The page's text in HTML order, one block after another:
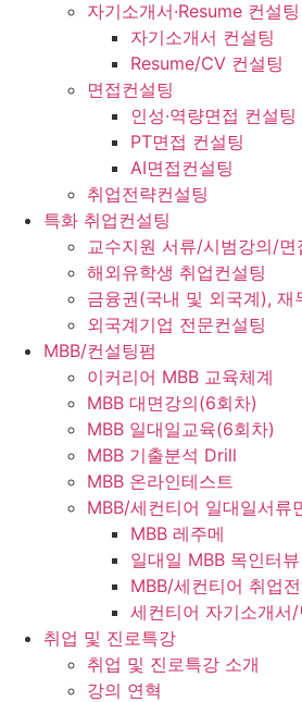
자기소개서·Resume 컨설팅
자기소개서 컨설팅
Resume/CV 컨설팅
면접컨설팅
인성·역량면접 컨설팅
PT면접 컨설팅
AI면접컨설팅
취업전략컨설팅
특화 취업컨설팅
교수지원 서류/시범강의/면
해외유학생 취업컨설팅
금융권(국내 및 외국계), 재
외국계기업 전문컨설팅
MBB/컨설팅펌
이커리어 MBB 교육체계
MBB 대면강의(6회차)
MBB 일대일교육(6회차)
MBB 기출분석 Drill
MBB 온라인테스트
MBB/세컨티어 일대일서류
MBB 레주메
일대일 MBB 목인터뷰
MBB/세컨티어 취업
세컨티어 자기소개서/
취업 및 진로특강
취업 및 진로특강 소개
강의 연혁